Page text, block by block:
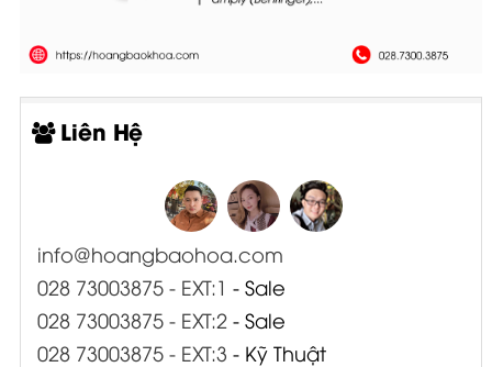
Liên Hệ
info@hoangbaohoa.com
028 73003875 - EXT:1 - Sale
028 73003875 - EXT:2- Sale
028 73003875 - EXT:3 - Kỹ Thuật